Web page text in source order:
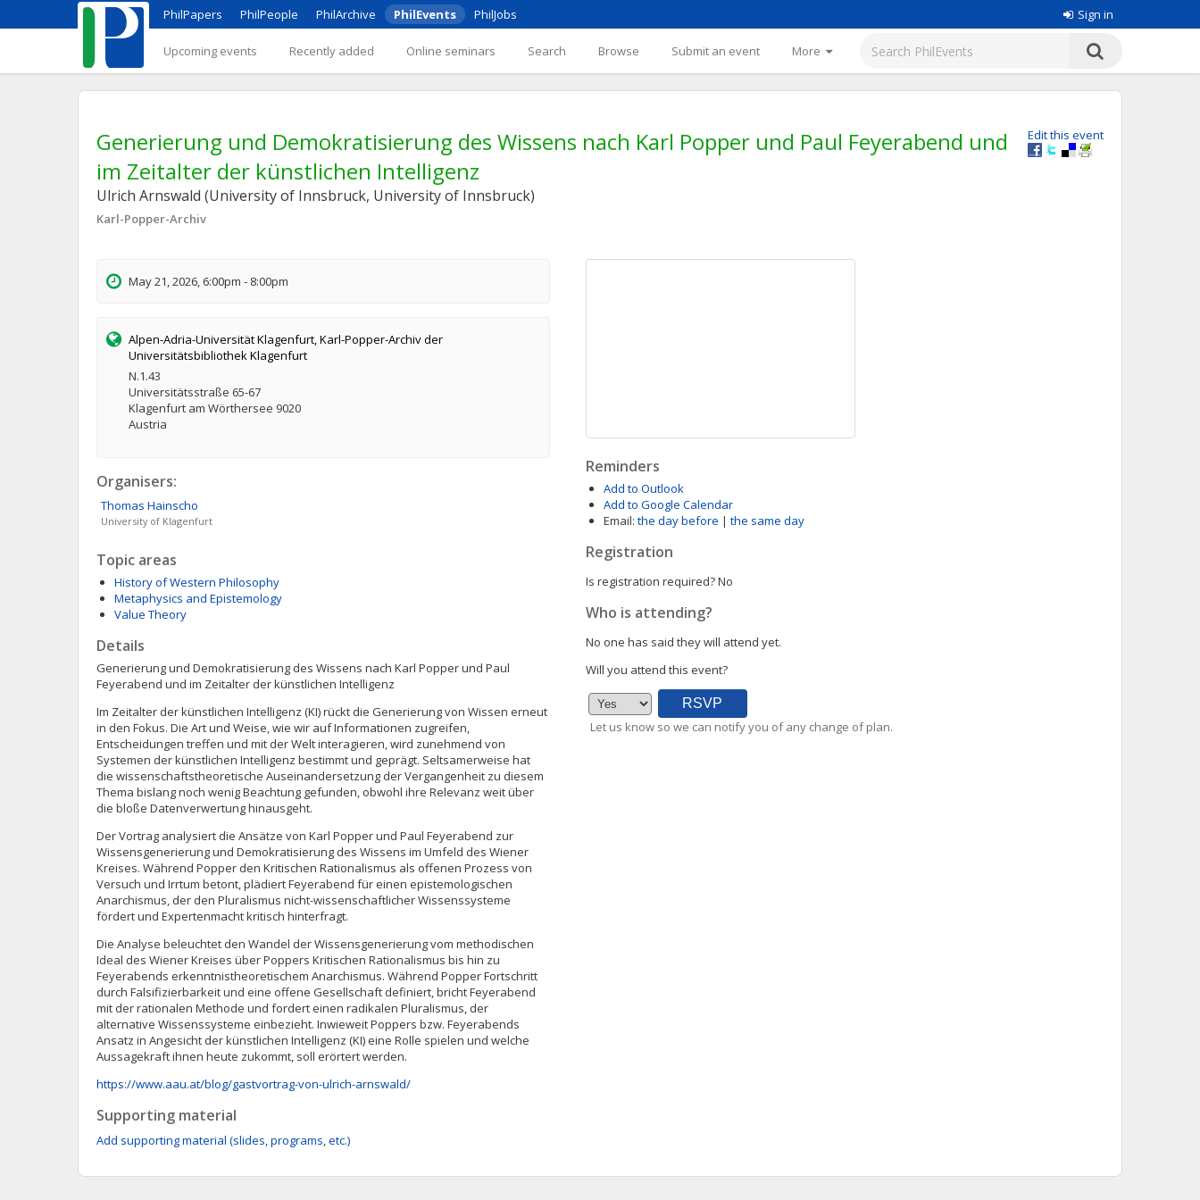
PhilPapers PhilPeople PhilArchive PhilEvents PhilJobs Sign in
Upcoming events Recently added Online seminars Search Browse Submit an event More
Edit this event
Generierung und Demokratisierung des Wissens nach Karl Popper und Paul Feyerabend und
im Zeitalter der künstlichen Intelligenz
Ulrich Arnswald (University of Innsbruck, University of Innsbruck)
Karl-Popper-Archiv
May 21, 2026, 6:00pm - 8:00pm
Alpen-Adria-Universität Klagenfurt, Karl-Popper-Archiv der
Universitätsbibliothek Klagenfurt
N.1.43
Universitätsstraße 65-67
Klagenfurt am Wörthersee 9020
Austria
Organisers:
Thomas Hainscho
University of Klagenfurt
Topic areas
History of Western Philosophy
Metaphysics and Epistemology
Value Theory
Details
Generierung und Demokratisierung des Wissens nach Karl Popper und Paul
Feyerabend und im Zeitalter der künstlichen Intelligenz
Im Zeitalter der künstlichen Intelligenz (KI) rückt die Generierung von Wissen erneut
in den Fokus. Die Art und Weise, wie wir auf Informationen zugreifen,
Entscheidungen treffen und mit der Welt interagieren, wird zunehmend von
Systemen der künstlichen Intelligenz bestimmt und geprägt. Seltsamerweise hat
die wissenschaftstheoretische Auseinandersetzung der Vergangenheit zu diesem
Thema bislang noch wenig Beachtung gefunden, obwohl ihre Relevanz weit über
die bloße Datenverwertung hinausgeht.
Der Vortrag analysiert die Ansätze von Karl Popper und Paul Feyerabend zur
Wissensgenerierung und Demokratisierung des Wissens im Umfeld des Wiener
Kreises. Während Popper den Kritischen Rationalismus als offenen Prozess von
Versuch und Irrtum betont, plädiert Feyerabend für einen epistemologischen
Anarchismus, der den Pluralismus nicht-wissenschaftlicher Wissenssysteme
fördert und Expertenmacht kritisch hinterfragt.
Die Analyse beleuchtet den Wandel der Wissensgenerierung vom methodischen
Ideal des Wiener Kreises über Poppers Kritischen Rationalismus bis hin zu
Feyerabends erkenntnistheoretischem Anarchismus. Während Popper Fortschritt
durch Falsifizierbarkeit und eine offene Gesellschaft definiert, bricht Feyerabend
mit der rationalen Methode und fordert einen radikalen Pluralismus, der
alternative Wissenssysteme einbezieht. Inwieweit Poppers bzw. Feyerabends
Ansatz in Angesicht der künstlichen Intelligenz (KI) eine Rolle spielen und welche
Aussagekraft ihnen heute zukommt, soll erörtert werden.
https://www.aau.at/blog/gastvortrag-von-ulrich-arnswald/
Supporting material
Add supporting material (slides, programs, etc.)
Reminders
Add to Outlook
Add to Google Calendar
Email: the day before | the same day
Registration
Is registration required?No
Who is attending?
No one has said they will attend yet.
Will you attend this event?
Let us know so we can notify you of any change of plan.